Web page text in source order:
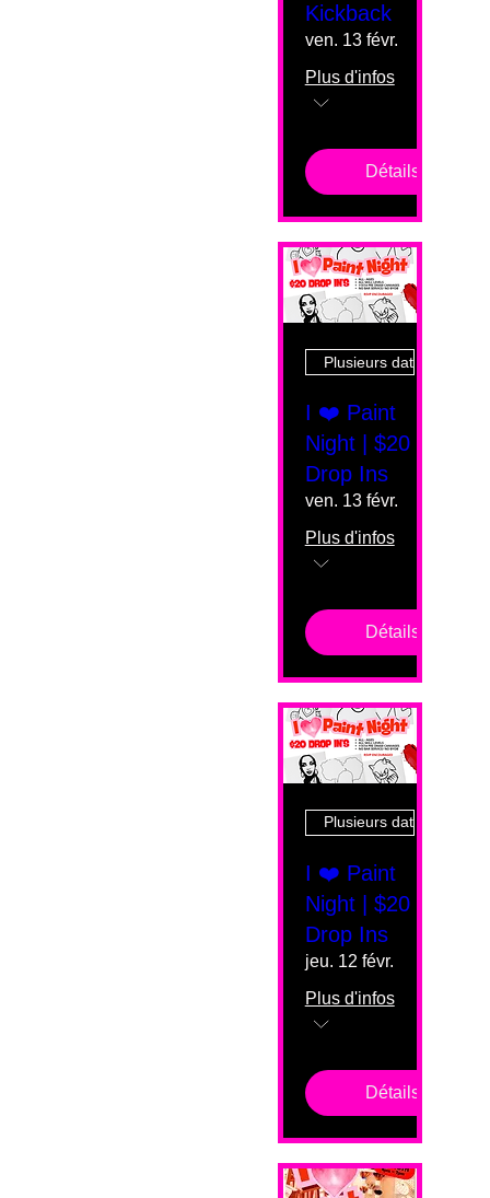
Kickback
ven. 13 févr.
Plus d'infos
Détails
Plusieurs dates
I ❤️ Paint
Night | $20
Drop Ins
ven. 13 févr.
Plus d'infos
Détails
Plusieurs dates
I ❤️ Paint
Night | $20
Drop Ins
jeu. 12 févr.
Plus d'infos
Détails